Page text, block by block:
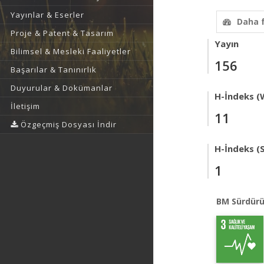
Yayınlar & Eserler
Proje & Patent & Tasarım
Bilimsel & Mesleki Faaliyetler
Başarılar & Tanınırlık
Duyurular & Dokümanlar
İletişim
Özgeçmiş Dosyası İndir
Daha
Yayın
156
H-İndeks
11
H-İndeks
1
BM